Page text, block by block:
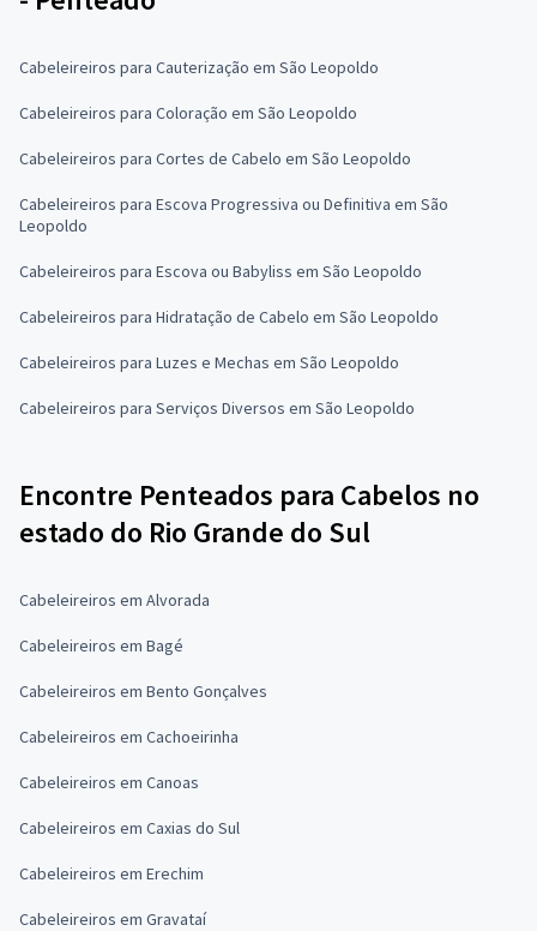
Cabeleireiros para Cauterização em São Leopoldo
Cabeleireiros para Coloração em São Leopoldo
Cabeleireiros para Cortes de Cabelo em São Leopoldo
Cabeleireiros para Escova Progressiva ou Definitiva em São
Leopoldo
Cabeleireiros para Escova ou Babyliss em São Leopoldo
Cabeleireiros para Hidratação de Cabelo em São Leopoldo
Cabeleireiros para Luzes e Mechas em São Leopoldo
Cabeleireiros para Serviços Diversos em São Leopoldo
Encontre Penteados para Cabelos no
estado do Rio Grande do Sul
Cabeleireiros em Alvorada
Cabeleireiros em Bagé
Cabeleireiros em Bento Gonçalves
Cabeleireiros em Cachoeirinha
Cabeleireiros em Canoas
Cabeleireiros em Caxias do Sul
Cabeleireiros em Erechim
Cabeleireiros em Gravataí